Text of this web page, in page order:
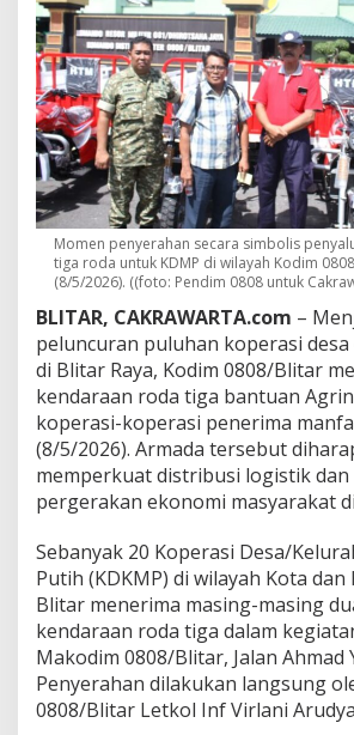
u
r
a
n
8
5
K
o
p
e
r
a
s
i
D
e
s
a
,
K
o
d
i
m
l
i
a
r
D
i
s
t
Momen penyerahan secara simbolis
tiga roda untuk KDMP di wilayah Kodim
(8/5/2026). ((foto: Pendim 0808 untuk
BLITAR, CAKRAWARTA.com –
peluncuran puluhan koperasi
di Blitar Raya, Kodim 0808/Blitar
kendaraan roda tiga bantuan
koperasi-koperasi penerima
(8/5/2026). Armada tersebut
memperkuat distribusi logistik
pergerakan ekonomi masyarakat
Sebanyak 20 Koperasi Desa/
Putih (KDKMP) di wilayah Kota
Blitar menerima masing-masing
kendaraan roda tiga dalam
Makodim 0808/Blitar, Jalan Ahmad
Penyerahan dilakukan langsung
0808/Blitar Letkol Inf Virlani